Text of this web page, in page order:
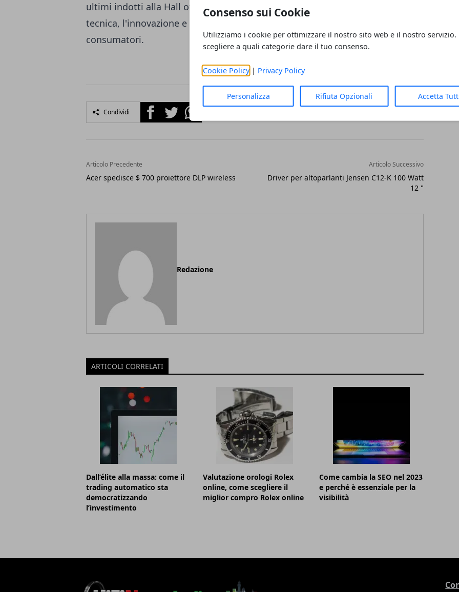
Consenso sui Cookie
Utilizziamo i cookie per ottimizzare il nostro sito web e il nostro servizio.
scegliere a quali categorie dare il tuo consenso.
Cookie Policy| Privacy Policy
Personalizza Rifiuta Opzionali Accetta
ultimi indotti alla Hall of Fame dei prodotti. I premi riconoscono l'eccellenza
tecnica, l'innovazione e il valore che il prodotto offre agli integratori e ai
consumatori.
Condividi FacebookTwitterWhatsapp
Articolo Precedente
Acer spedisce $ 700 proiettore DLP wireless
Articolo Successivo
Driver per altoparlanti Jensen C12-K 100 Watt
12 "
Redazione
ARTICOLI CORRELATI
Dall’élite alla massa: come il
trading automatico sta
democratizzando
l’investimento
Valutazione orologi Rolex
online, come scegliere il
miglior compro Rolex online
Come cambia la SEO nel 2023
e perché è essenziale per la
visibilità